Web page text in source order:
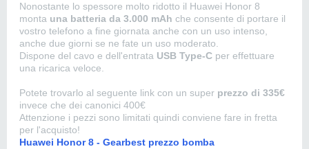
Nonostante lo spessore molto ridotto il Huawei Honor 8
monta una batteria da 3.000 mAh che consente di portare il
vostro telefono a fine giornata anche con un uso intenso,
anche due giorni se ne fate un uso moderato.
Dispone del cavo e dell'entrata USB Type-C per effettuare
una ricarica veloce.
Potete trovarlo al seguente link con un super prezzo di 335€
invece che dei canonici 400€
Attenzione i pezzi sono limitati quindi conviene fare in fretta
per l'acquisto!
Huawei Honor 8 - Gearbest prezzo bomba